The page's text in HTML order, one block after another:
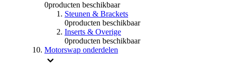
0producten beschikbaar
Steunen & Brackets
0producten beschikbaar
Inserts & Overige
0producten beschikbaar
Motorswap onderdelen